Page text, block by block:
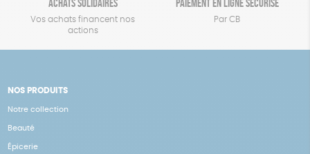
Achats solidaires
Vos achats financent nos
actions
Paiement en ligne sécurisé
Par CB
NOS PRODUITS
Notre collection
Beauté
Épicerie